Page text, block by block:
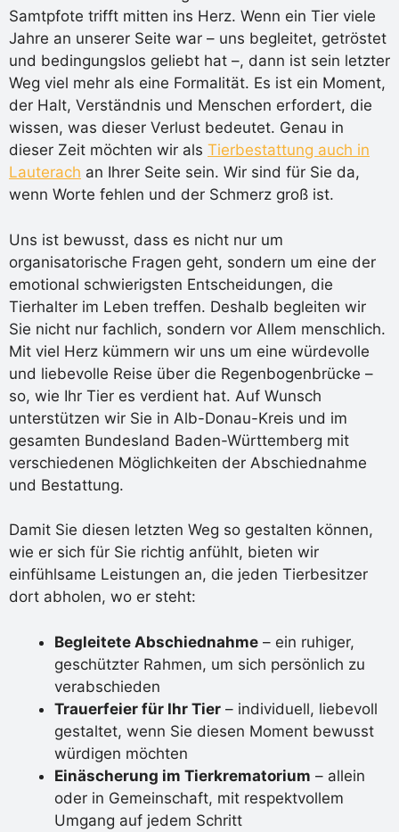
Samtpfote trifft mitten ins Herz. Wenn ein Tier viele
Jahre an unserer Seite war – uns begleitet, getröstet
und bedingungslos geliebt hat –, dann ist sein letzter
Weg viel mehr als eine Formalität. Es ist ein Moment,
der Halt, Verständnis und Menschen erfordert, die
wissen, was dieser Verlust bedeutet. Genau in
dieser Zeit möchten wir als Tierbestattung auch in
Lauterach an Ihrer Seite sein. Wir sind für Sie da,
wenn Worte fehlen und der Schmerz groß ist.
Uns ist bewusst, dass es nicht nur um
organisatorische Fragen geht, sondern um eine der
emotional schwierigsten Entscheidungen, die
Tierhalter im Leben treffen. Deshalb begleiten wir
Sie nicht nur fachlich, sondern vor Allem menschlich.
Mit viel Herz kümmern wir uns um eine würdevolle
und liebevolle Reise über die Regenbogenbrücke –
so, wie Ihr Tier es verdient hat. Auf Wunsch
unterstützen wir Sie in Alb-Donau-Kreis und im
gesamten Bundesland Baden-Württemberg mit
verschiedenen Möglichkeiten der Abschiednahme
und Bestattung.
Damit Sie diesen letzten Weg so gestalten können,
wie er sich für Sie richtig anfühlt, bieten wir
einfühlsame Leistungen an, die jeden Tierbesitzer
dort abholen, wo er steht:
Begleitete Abschiednahme – ein ruhiger,
geschützter Rahmen, um sich persönlich zu
verabschieden
Trauerfeier für Ihr Tier – individuell, liebevoll
gestaltet, wenn Sie diesen Moment bewusst
würdigen möchten
Einäscherung im Tierkrematorium – allein
oder in Gemeinschaft, mit respektvollem
Umgang auf jedem Schritt